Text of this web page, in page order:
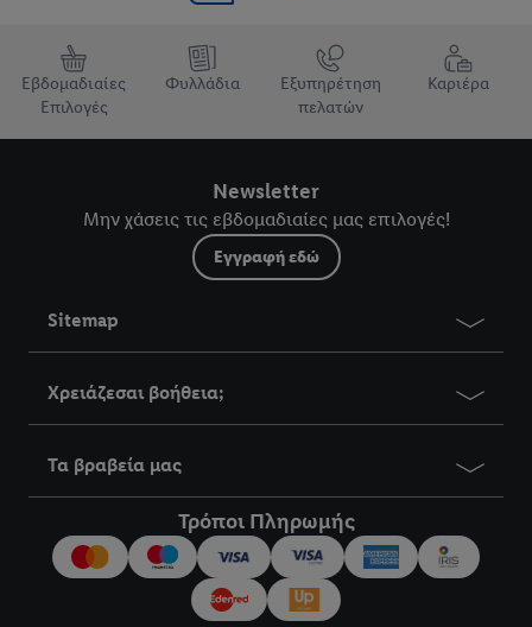
Εβδομαδιαίες
Επιλογές
Φυλλάδια
Εξυπηρέτηση
πελατών
Καριέρα
Newsletter
Μην χάσεις τις εβδομαδιαίες μας επιλογές!
Εγγραφή εδώ
Sitemap
Χρειάζεσαι βοήθεια;
Τα βραβεία μας
Τρόποι Πληρωμής